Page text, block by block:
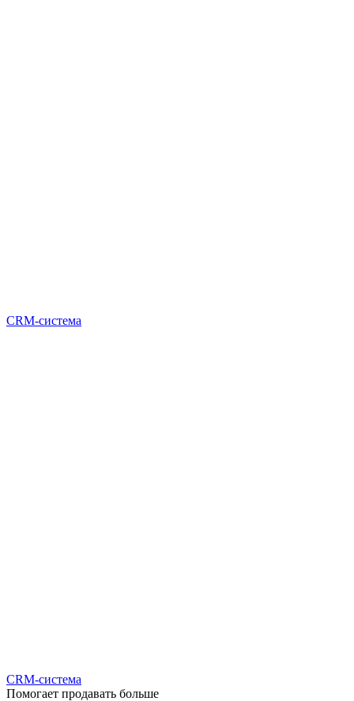
CRM-система
CRM-система
Помогает продавать больше